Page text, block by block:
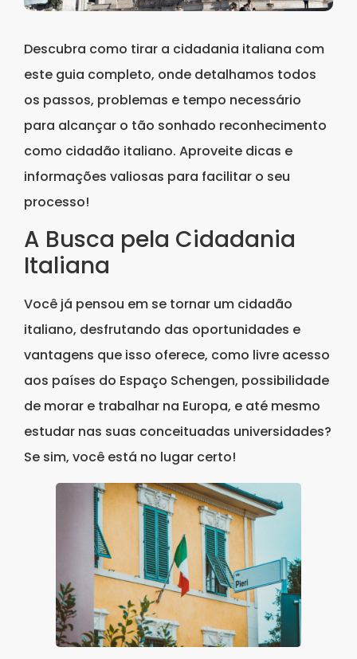
Descubra como tirar a cidadania italiana com
este guia completo, onde detalhamos todos
os passos, problemas e tempo necessário
para alcançar o tão sonhado reconhecimento
como cidadão italiano. Aproveite dicas e
informações valiosas para facilitar o seu
processo!
A Busca pela Cidadania
Italiana
Você já pensou em se tornar um cidadão
italiano, desfrutando das oportunidades e
vantagens que isso oferece, como livre acesso
aos países do Espaço Schengen, possibilidade
de morar e trabalhar na Europa, e até mesmo
estudar nas suas conceituadas universidades?
Se sim, você está no lugar certo!